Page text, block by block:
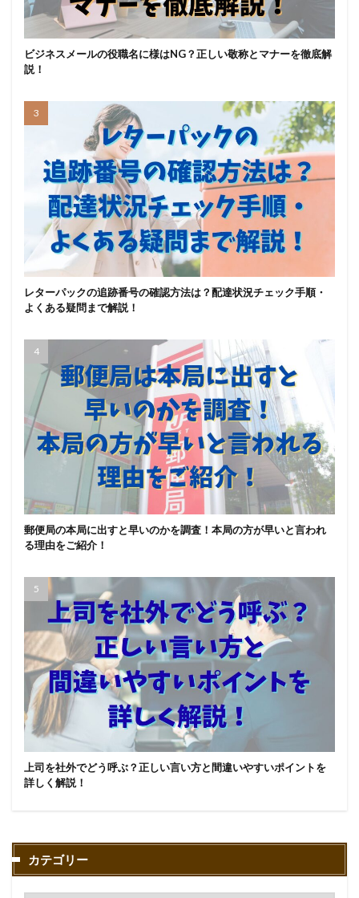
ビジネスメールの役職名に様はNG？正しい敬称とマナーを徹底解
説！
レターパックの追跡番号の確認方法は？配達状況チェック手順・
よくある疑問まで解説！
郵便局の本局に出すと早いのかを調査！本局の方が早いと言われ
る理由をご紹介！
上司を社外でどう呼ぶ？正しい言い方と間違いやすいポイントを
詳しく解説！
カテゴリー